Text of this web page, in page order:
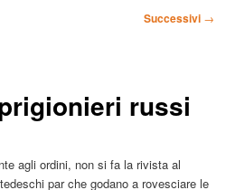
Successivi →
russi
agli ordini, non si fa la rivista al
par che godano a rovesciare le